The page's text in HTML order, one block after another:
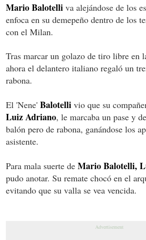
Mario Balotelli va alejándose de los
enfoca en su demepeño dentro de los
con el Milan.
Tras marcar un golazo de tiro libre en
ahora el delantero italiano regaló un
rabona.
El 'Nene' Balotelli vio que su
Luiz Adriano, le marcaba un pase y
balón pero de rabona, ganándose los
asistente.
Para mala suerte de Mario Balotelli,
pudo anotar. Su remate chocó en el
evitando que su valla se vea vencida.